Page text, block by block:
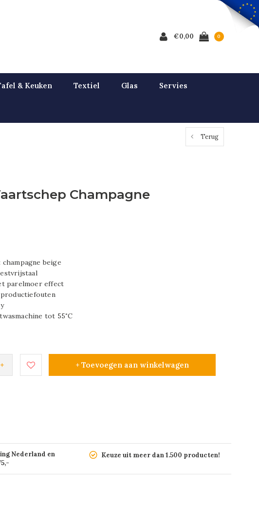
€0,00 0
& Keuken Textiel Glas Servies
Terug
Champagne
beige
parelmoer effect
tot 55˚C
+ + Toevoegen aan winkelwagen
Nederland en
Keuze uit meer dan 1.500 producten!